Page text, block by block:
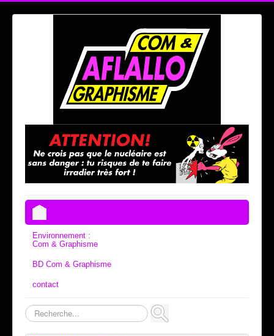
Environnement :
Com & Graphisme
BD Com & Graphisme
contact
Rechercher